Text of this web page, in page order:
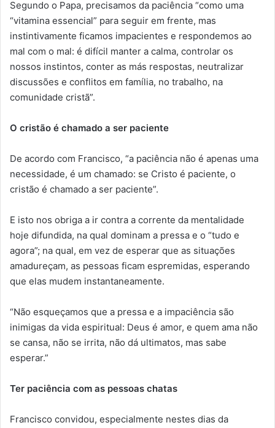
Segundo o Papa, precisamos da paciência “como uma
“vitamina essencial” para seguir em frente, mas
instintivamente ficamos impacientes e respondemos ao
mal com o mal: é difícil manter a calma, controlar os
nossos instintos, conter as más respostas, neutralizar
discussões e conflitos em família, no trabalho, na
comunidade cristã”.
O cristão é chamado a ser paciente
De acordo com Francisco, “a paciência não é apenas uma
necessidade, é um chamado: se Cristo é paciente, o
cristão é chamado a ser paciente”.
E isto nos obriga a ir contra a corrente da mentalidade
hoje difundida, na qual dominam a pressa e o “tudo e
agora”; na qual, em vez de esperar que as situações
amadureçam, as pessoas ficam espremidas, esperando
que elas mudem instantaneamente.
“Não esqueçamos que a pressa e a impaciência são
inimigas da vida espiritual: Deus é amor, e quem ama não
se cansa, não se irrita, não dá ultimatos, mas sabe
esperar.”
Ter paciência com as pessoas chatas
Francisco convidou, especialmente nestes dias da